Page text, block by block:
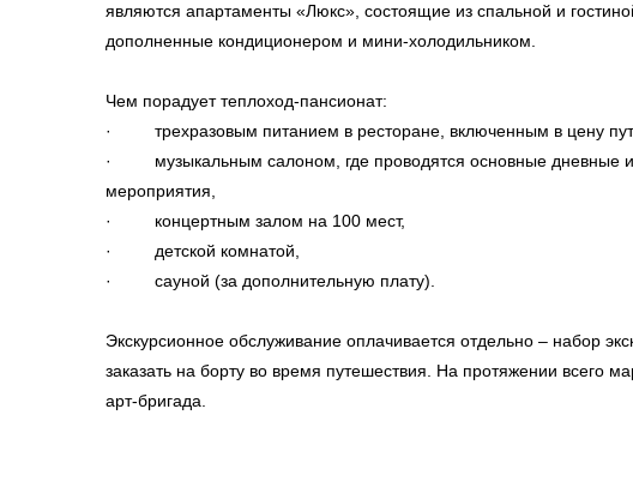
являются апартаменты «Люкс», состоящие из спальной и
дополненные кондиционером и мини-холодильником.
Чем порадует теплоход-пансионат:
· трехразовым питанием в ресторане, включенным в цену
· музыкальным салоном, где проводятся основные дневные и
мероприятия,
· концертным залом на 100 мест,
· детской комнатой,
· сауной (за дополнительную плату).
Экскурсионное обслуживание оплачивается отдельно – набор
заказать на борту во время путешествия. На протяжении всего
арт-бригада.